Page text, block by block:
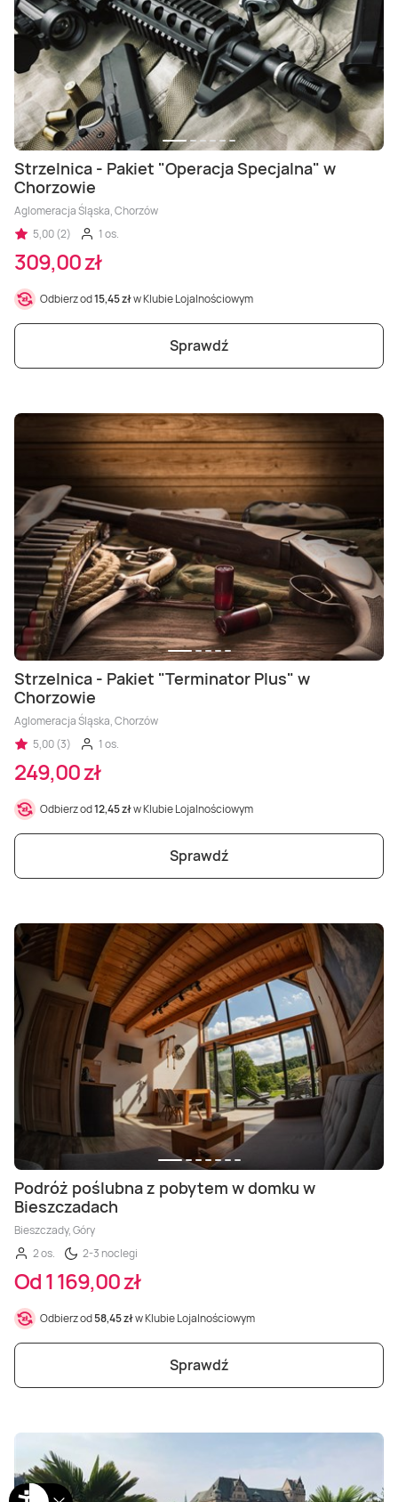
Strzelnica - Pakiet "Operacja Specjalna" w
Chorzowie
Aglomeracja Śląska, Chorzów
5,00 (2)
1 os.
309,00 zł
Odbierz od15,45 złw Klubie Lojalnościowym
Sprawdź
Strzelnica - Pakiet "Terminator Plus" w
Chorzowie
Aglomeracja Śląska, Chorzów
5,00 (3)
1 os.
249,00 zł
Odbierz od12,45 złw Klubie Lojalnościowym
Sprawdź
Podróż poślubna z pobytem w domku w
Bieszczadach
Bieszczady, Góry
2 os.
2-3 noclegi
Od 1 169,00 zł
Odbierz od58,45 złw Klubie Lojalnościowym
Sprawdź